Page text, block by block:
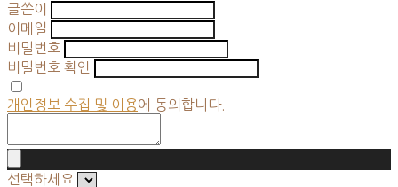
글쓴이
이메일
비밀번호
비밀번호 확인
개인정보 수집 및 이용에 동의합니다.
선택하세요